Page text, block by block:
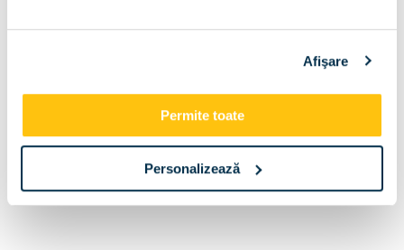
Afişare
Permite toate
Personalizează